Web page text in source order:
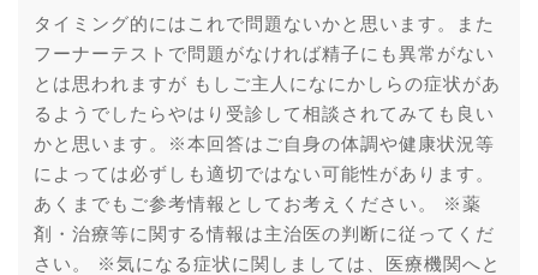
タイミング的にはこれで問題ないかと思います。また
フーナーテストで問題がなければ精子にも異常がない
とは思われますが もしご主人になにかしらの症状があ
るようでしたらやはり受診して相談されてみても良い
かと思います。※本回答はご自身の体調や健康状況等
によっては必ずしも適切ではない可能性があります。
あくまでもご参考情報としてお考えください。 ※薬
剤・治療等に関する情報は主治医の判断に従ってくだ
さい。 ※気になる症状に関しましては、医療機関へと